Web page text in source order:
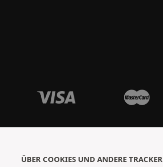
ÜBER COOKIES UND ANDERE TRACKER